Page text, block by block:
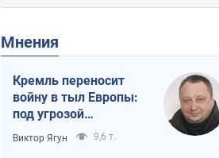
Мнения
Кремль переносит
войну в тыл Европы:
под угрозой
критическая
логистика
Виктор Ягун 9,6 т.